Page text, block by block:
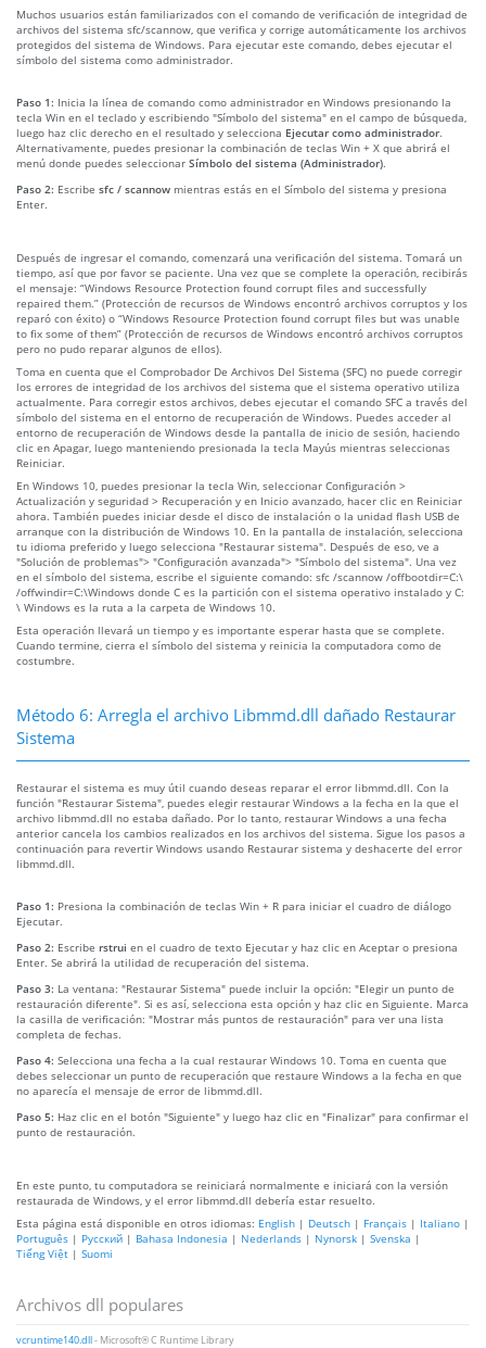
Muchos usuarios están familiarizados con el comando de verificación de integridad de
archivos del sistema sfc/scannow, que verifica y corrige automáticamente los archivos
protegidos del sistema de Windows. Para ejecutar este comando, debes ejecutar el
símbolo del sistema como administrador.
Paso 1: Inicia la línea de comando como administrador en Windows presionando la
tecla Win en el teclado y escribiendo "Símbolo del sistema" en el campo de búsqueda,
luego haz clic derecho en el resultado y selecciona Ejecutar como administrador.
Alternativamente, puedes presionar la combinación de teclas Win + X que abrirá el
menú donde puedes seleccionar Símbolo del sistema (Administrador).
Paso 2: Escribe sfc / scannow mientras estás en el Símbolo del sistema y presiona
Enter.
Después de ingresar el comando, comenzará una verificación del sistema. Tomará un
tiempo, así que por favor se paciente. Una vez que se complete la operación, recibirás
el mensaje: “Windows Resource Protection found corrupt files and successfully
repaired them.” (Protección de recursos de Windows encontró archivos corruptos y los
reparó con éxito) o “Windows Resource Protection found corrupt files but was unable
to fix some of them” (Protección de recursos de Windows encontró archivos corruptos
pero no pudo reparar algunos de ellos).
Toma en cuenta que el Comprobador De Archivos Del Sistema (SFC) no puede corregir
los errores de integridad de los archivos del sistema que el sistema operativo utiliza
actualmente. Para corregir estos archivos, debes ejecutar el comando SFC a través del
símbolo del sistema en el entorno de recuperación de Windows. Puedes acceder al
entorno de recuperación de Windows desde la pantalla de inicio de sesión, haciendo
clic en Apagar, luego manteniendo presionada la tecla Mayús mientras seleccionas
Reiniciar.
En Windows 10, puedes presionar la tecla Win, seleccionar Configuración >
Actualización y seguridad > Recuperación y en Inicio avanzado, hacer clic en Reiniciar
ahora. También puedes iniciar desde el disco de instalación o la unidad flash USB de
arranque con la distribución de Windows 10. En la pantalla de instalación, selecciona
tu idioma preferido y luego selecciona "Restaurar sistema". Después de eso, ve a
"Solución de problemas"> "Configuración avanzada"> "Símbolo del sistema". Una vez
en el símbolo del sistema, escribe el siguiente comando: sfc /scannow /offbootdir=C:\
/offwindir=C:\Windows donde C es la partición con el sistema operativo instalado y C:
\ Windows es la ruta a la carpeta de Windows 10.
Esta operación llevará un tiempo y es importante esperar hasta que se complete.
Cuando termine, cierra el símbolo del sistema y reinicia la computadora como de
costumbre.
Método 6: Arregla el archivo Libmmd.dll dañado Restaurar
Sistema
Restaurar el sistema es muy útil cuando deseas reparar el error libmmd.dll. Con la
función "Restaurar Sistema", puedes elegir restaurar Windows a la fecha en la que el
archivo libmmd.dll no estaba dañado. Por lo tanto, restaurar Windows a una fecha
anterior cancela los cambios realizados en los archivos del sistema. Sigue los pasos a
continuación para revertir Windows usando Restaurar sistema y deshacerte del error
libmmd.dll.
Paso 1: Presiona la combinación de teclas Win + R para iniciar el cuadro de diálogo
Ejecutar.
Paso 2: Escribe rstrui en el cuadro de texto Ejecutar y haz clic en Aceptar o presiona
Enter. Se abrirá la utilidad de recuperación del sistema.
Paso 3: La ventana: "Restaurar Sistema" puede incluir la opción: "Elegir un punto de
restauración diferente". Si es así, selecciona esta opción y haz clic en Siguiente. Marca
la casilla de verificación: "Mostrar más puntos de restauración" para ver una lista
completa de fechas.
Paso 4: Selecciona una fecha a la cual restaurar Windows 10. Toma en cuenta que
debes seleccionar un punto de recuperación que restaure Windows a la fecha en que
no aparecía el mensaje de error de libmmd.dll.
Paso 5: Haz clic en el botón "Siguiente" y luego haz clic en "Finalizar" para confirmar el
punto de restauración.
En este punto, tu computadora se reiniciará normalmente e iniciará con la versión
restaurada de Windows, y el error libmmd.dll debería estar resuelto.
Esta página está disponible en otros idiomas: English | Deutsch | Français | Italiano |
Português | Русский | Bahasa Indonesia | Nederlands | Nynorsk | Svenska |
Tiếng Việt | Suomi
Archivos dll populares
vcruntime140.dll- Microsoft® C Runtime Library